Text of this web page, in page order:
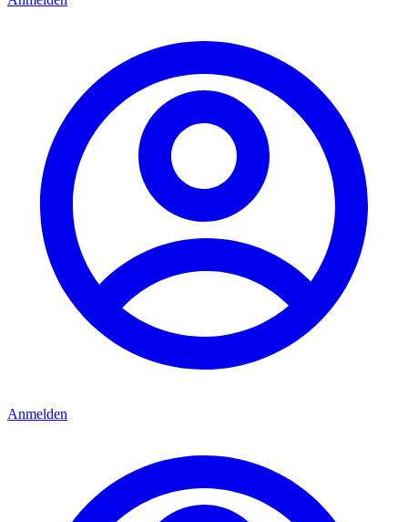
Anmelden